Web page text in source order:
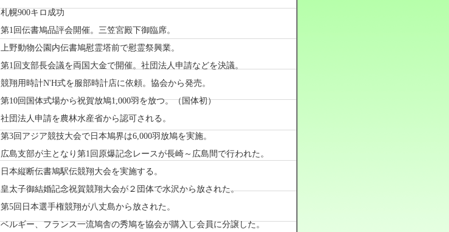
札幌900キロ成功
第1回伝書鳩品評会開催。三笠宮殿下御臨席。
上野動物公園内伝書鳩慰霊塔前で慰霊祭興業。
第1回支部長会議を両国大金で開催。社団法人申請などを決議。
競翔用時計N'H式を服部時計店に依頼。協会から発売。
第10回国体式場から祝賀放鳩1,000羽を放つ。（国体初）
社団法人申請を農林水産省から認可される。
第3回アジア競技大会で日本鳩界は6,000羽放鳩を実施。
広島支部が主となり第1回原爆記念レースが長崎～広島間で行われた。
日本縦断伝書鳩駅伝競翔大会を実施する。
皇太子御結婚記念祝賀競翔大会が２団体で水沢から放された。
第5回日本選手権競翔が八丈島から放された。
ベルギー、フランス一流鳩舎の秀鳩を協会が購入し会員に分譲した。